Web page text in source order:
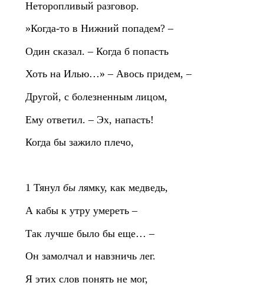
Неторопливый разговор.
»Когда‑то в Нижний попадем? –
Один сказал. – Когда б попасть
Хоть на Илью…» – Авось придем, –
Другой, с болезненным лицом,
Ему ответил. – Эх, напасть!
Когда бы зажило плечо,
1 Тянул былямку, как медведь,
А кабы к утру умереть –
Так лучше было бы еще… –
Он замолчал и навзничь лег.
Я этих слов понять не мог,